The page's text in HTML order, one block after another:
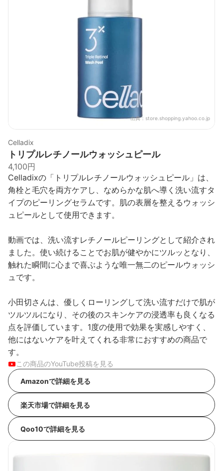
出典： store.shopping.yahoo.co.jp
Celladix
トリプルレチノールウォッシュピール
4,100円
Celladixの「トリプルレチノールウォッシュピール」は、
角栓と毛穴を両方ケアし、なめらかな肌へ導く洗い流すタ
イプのピーリングセラムです。肌の表層を整えるウォッシ
ュピールとして使用できます。
動画では、洗い流すレチノールピーリングとして紹介され
ました。使い続けることでお肌が健やかにツルッとなり、
触れた瞬間に心まで喜ぶような唯一無二のピールウォッシ
ュです。
小田切さんは、優しくローリングして洗い流すだけで肌が
ツルツルになり、その後のスキンケアの浸透率も良くなる
点を評価しています。1度の使用で効果を実感しやすく、
他にはないケアを叶えてくれる非常におすすめの商品で
す。
この商品のYouTube投稿を見る
Amazonで詳細を見る
楽天市場で詳細を見る
Qoo10で詳細を見る